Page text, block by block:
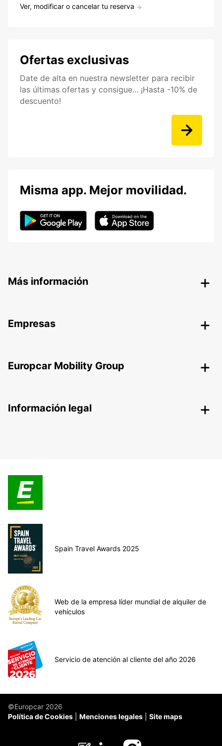
Ver, modificar o cancelar tu reserva
Ofertas exclusivas
Date de alta en nuestra newsletter para recibir
las últimas ofertas y consigue... ¡Hasta -10% de
descuento!
Misma app. Mejor movilidad.
Más información
Empresas
Europcar Mobility Group
Información legal
Spain Travel Awards 2025
Web de la empresa líder mundial de alquiler de
vehículos
Servicio de atención al cliente del año 2026
©Europcar 2026
Política de Cookies
Menciones legales Site maps